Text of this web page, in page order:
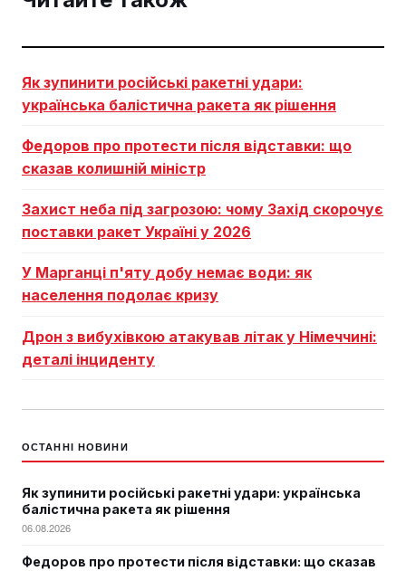
Як зупинити російські ракетні удари:
українська балістична ракета як рішення
Федоров про протести після відставки: що
сказав колишній міністр
Захист неба під загрозою: чому Захід скорочує
поставки ракет Україні у 2026
У Марганці п'яту добу немає води: як
населення подолає кризу
Дрон з вибухівкою атакував літак у Німеччині:
деталі інциденту
ОСТАННІ НОВИНИ
Як зупинити російські ракетні удари: українська
балістична ракета як рішення
06.08.2026
Федоров про протести після відставки: що сказав